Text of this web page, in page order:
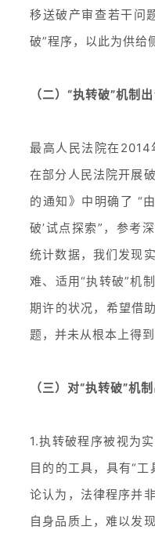
移送破产审查若干问
破”程序，以此为供给
（二）“执转破”机制
最高人民法院在2014
在部分人民法院开展
的通知》中明确了 “
破’试点探索”，参考
统计数据，我们发现
难、适用“执转破”机
期许的状况，希望借
题，并未从根本上得到
（三）对“执转破”机
1.执转破程序被视为
目的的工具，具有“
论认为，法律程序并
自身品质上，难以发